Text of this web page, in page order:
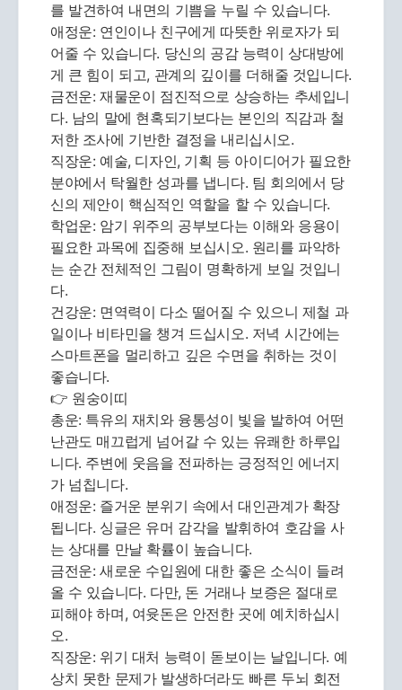
를 발견하여 내면의 기쁨을 누릴 수 있습니다.
애정운: 연인이나 친구에게 따뜻한 위로자가 되
어줄 수 있습니다. 당신의 공감 능력이 상대방에
게 큰 힘이 되고, 관계의 깊이를 더해줄 것입니다.
금전운: 재물운이 점진적으로 상승하는 추세입니
다. 남의 말에 현혹되기보다는 본인의 직감과 철
저한 조사에 기반한 결정을 내리십시오.
직장운: 예술, 디자인, 기획 등 아이디어가 필요한
분야에서 탁월한 성과를 냅니다. 팀 회의에서 당
신의 제안이 핵심적인 역할을 할 수 있습니다.
학업운: 암기 위주의 공부보다는 이해와 응용이
필요한 과목에 집중해 보십시오. 원리를 파악하
는 순간 전체적인 그림이 명확하게 보일 것입니
다.
건강운: 면역력이 다소 떨어질 수 있으니 제철 과
일이나 비타민을 챙겨 드십시오. 저녁 시간에는
스마트폰을 멀리하고 깊은 수면을 취하는 것이
좋습니다.
👉 원숭이띠
총운: 특유의 재치와 융통성이 빛을 발하여 어떤
난관도 매끄럽게 넘어갈 수 있는 유쾌한 하루입
니다. 주변에 웃음을 전파하는 긍정적인 에너지
가 넘칩니다.
애정운: 즐거운 분위기 속에서 대인관계가 확장
됩니다. 싱글은 유머 감각을 발휘하여 호감을 사
는 상대를 만날 확률이 높습니다.
금전운: 새로운 수입원에 대한 좋은 소식이 들려
올 수 있습니다. 다만, 돈 거래나 보증은 절대로
피해야 하며, 여윳돈은 안전한 곳에 예치하십시
오.
직장운: 위기 대처 능력이 돋보이는 날입니다. 예
상치 못한 문제가 발생하더라도 빠른 두뇌 회전